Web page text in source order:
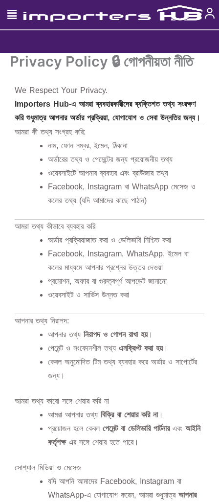
content
Privacy Policy 🔒 গোপনীয়তা নীতি
We Respect Your Privacy.
Importers Hub-এ আমরা ব্যবহারকারীদের ব্যক্তিগত তথ্য সংরক্ষণ
করি শুধুমাত্র আপনার অর্ডার প্রক্রিয়া, যোগাযোগ ও সেবা উন্নতির জন্য।
আমরা কী তথ্য সংগ্রহ করি:
নাম, ফোন নম্বর, ইমেল, ঠিকানা
অর্ডারের তথ্য ও পেমেন্টের জন্য প্রয়োজনীয় তথ্য
ওয়েবসাইটে আপনার ব্যবহার এবং ব্রাউজার তথ্য
Facebook, Instagram বা WhatsApp মেসেজ ও
কলের তথ্য (যদি আমাদের কাছে পাঠান)
আমরা তথ্য কীভাবে ব্যবহার করি
অর্ডার প্রক্রিয়াজাত করা ও ডেলিভারি নিশ্চিত করা
Facebook, Instagram, WhatsApp, ইমেল বা
কলের মাধ্যমে আপনার প্রশ্নের উত্তর দেওয়া
প্রমোশন, অফার বা গুরুত্বপূর্ণ আপডেট জানানো
ওয়েবসাইট ও সার্ভিস উন্নত করা
আপনার তথ্য নিরাপদ:
আপনার তথ্য নিরাপদ ও গোপন রাখা হয়।
পেমেন্ট ও সংবেদনশীল তথ্য এনক্রিপ্ট করা হয়।
কেবল অনুমোদিত টিম তথ্য ব্যবহার করে অর্ডার ও সাপোর্টের
জন্য।
আমরা তথ্য কারো সঙ্গে শেয়ার করি না
আমরা আপনার তথ্য বিক্রি বা শেয়ার করি না।
প্রয়োজন হলে কেবল পেমেন্ট বা ডেলিভারি পার্টনারএবং আইনি
কর্তৃপক্ষএর সঙ্গে শেয়ার হতে পারে।
সোশ্যাল মিডিয়া ও মেসেজ
যদি আপনি আমাদের Facebook, Instagram বা
WhatsApp-এ যোগাযোগ করেন, আমরা শুধুমাত্র আপনার